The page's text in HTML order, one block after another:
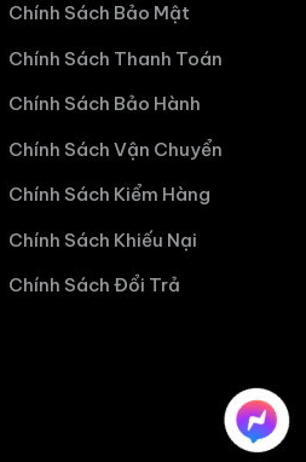
Chính Sách Bảo Mật
Chính Sách Thanh Toán
Chính Sách Bảo Hành
Chính Sách Vận Chuyển
Chính Sách Kiểm Hàng
Chính Sách Khiếu Nại
Chính Sách Đổi Trả